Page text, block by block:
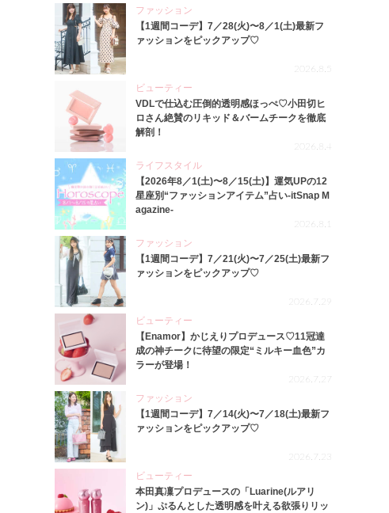
ファッション
【1週間コーデ】7／28(火)〜8／1(土)最新フ
ァッションをピックアップ♡
2026.8.5
ビューティー
VDLで仕込む圧倒的透明感ほっぺ♡小田切ヒ
ロさん絶賛のリキッド＆バームチークを徹底
解剖！
2026.8.4
ライフスタイル
【2026年8／1(土)〜8／15(土)】運気UPの12
星座別“ファッションアイテム”占い-itSnap M
agazine-
2026.8.1
ファッション
【1週間コーデ】7／21(火)〜7／25(土)最新フ
ァッションをピックアップ♡
2026.7.29
ビューティー
【Enamor】かじえりプロデュース♡11冠達
成の神チークに待望の限定“ミルキー血色”カ
ラーが登場！
2026.7.27
ファッション
【1週間コーデ】7／14(火)〜7／18(土)最新フ
ァッションをピックアップ♡
2026.7.23
ビューティー
本田真凜プロデュースの「Luarine(ルアリ
ン)」ぷるんとした透明感を叶える欲張りリッ